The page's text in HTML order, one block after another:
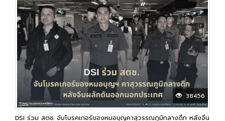
38456
DSI ร่วม สตช. จับโบรคเกอร์ของหมอบุญคาสุวรรณภูมิกลางดึก หลังจีน